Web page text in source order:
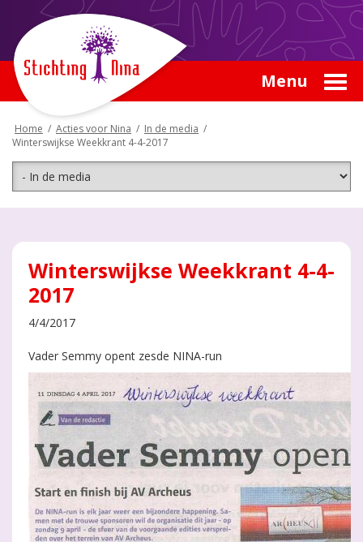
Menu
Home / Acties voor Nina / In de media /
Winterswijkse Weekkrant 4-4-2017
Winterswijkse Weekkrant 4-4-
2017
4/4/2017
Vader Semmy opent zesde NINA-run